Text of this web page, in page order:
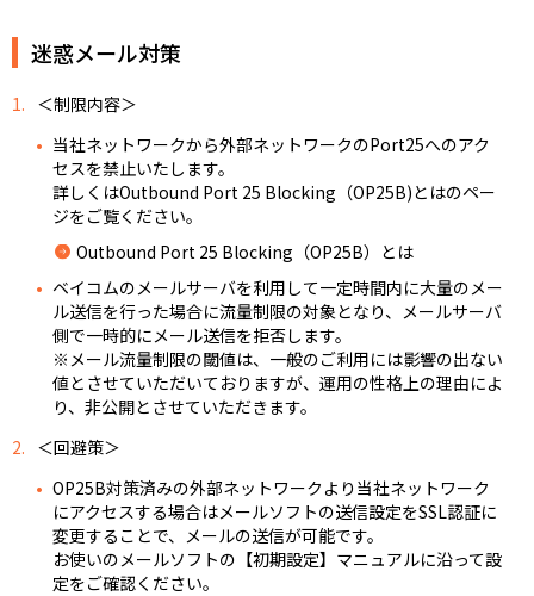
迷惑メール対策
1. ＜制限内容＞
当社ネットワークから外部ネットワークのPort25へのアク
セスを禁止いたします。
詳しくはOutbound Port 25 Blocking（OP25B)とはのペー
ジをご覧ください。
Outbound Port 25 Blocking（OP25B）とは
ベイコムのメールサーバを利用して一定時間内に大量のメー
ル送信を行った場合に流量制限の対象となり、メールサーバ
側で一時的にメール送信を拒否します。
※メール流量制限の閾値は、一般のご利用には影響の出ない
値とさせていただいておりますが、運用の性格上の理由によ
り、非公開とさせていただきます。
2. ＜回避策＞
OP25B対策済みの外部ネットワークより当社ネットワーク
にアクセスする場合はメールソフトの送信設定をSSL認証に
変更することで、メールの送信が可能です。
お使いのメールソフトの【初期設定】マニュアルに沿って設
定をご確認ください。